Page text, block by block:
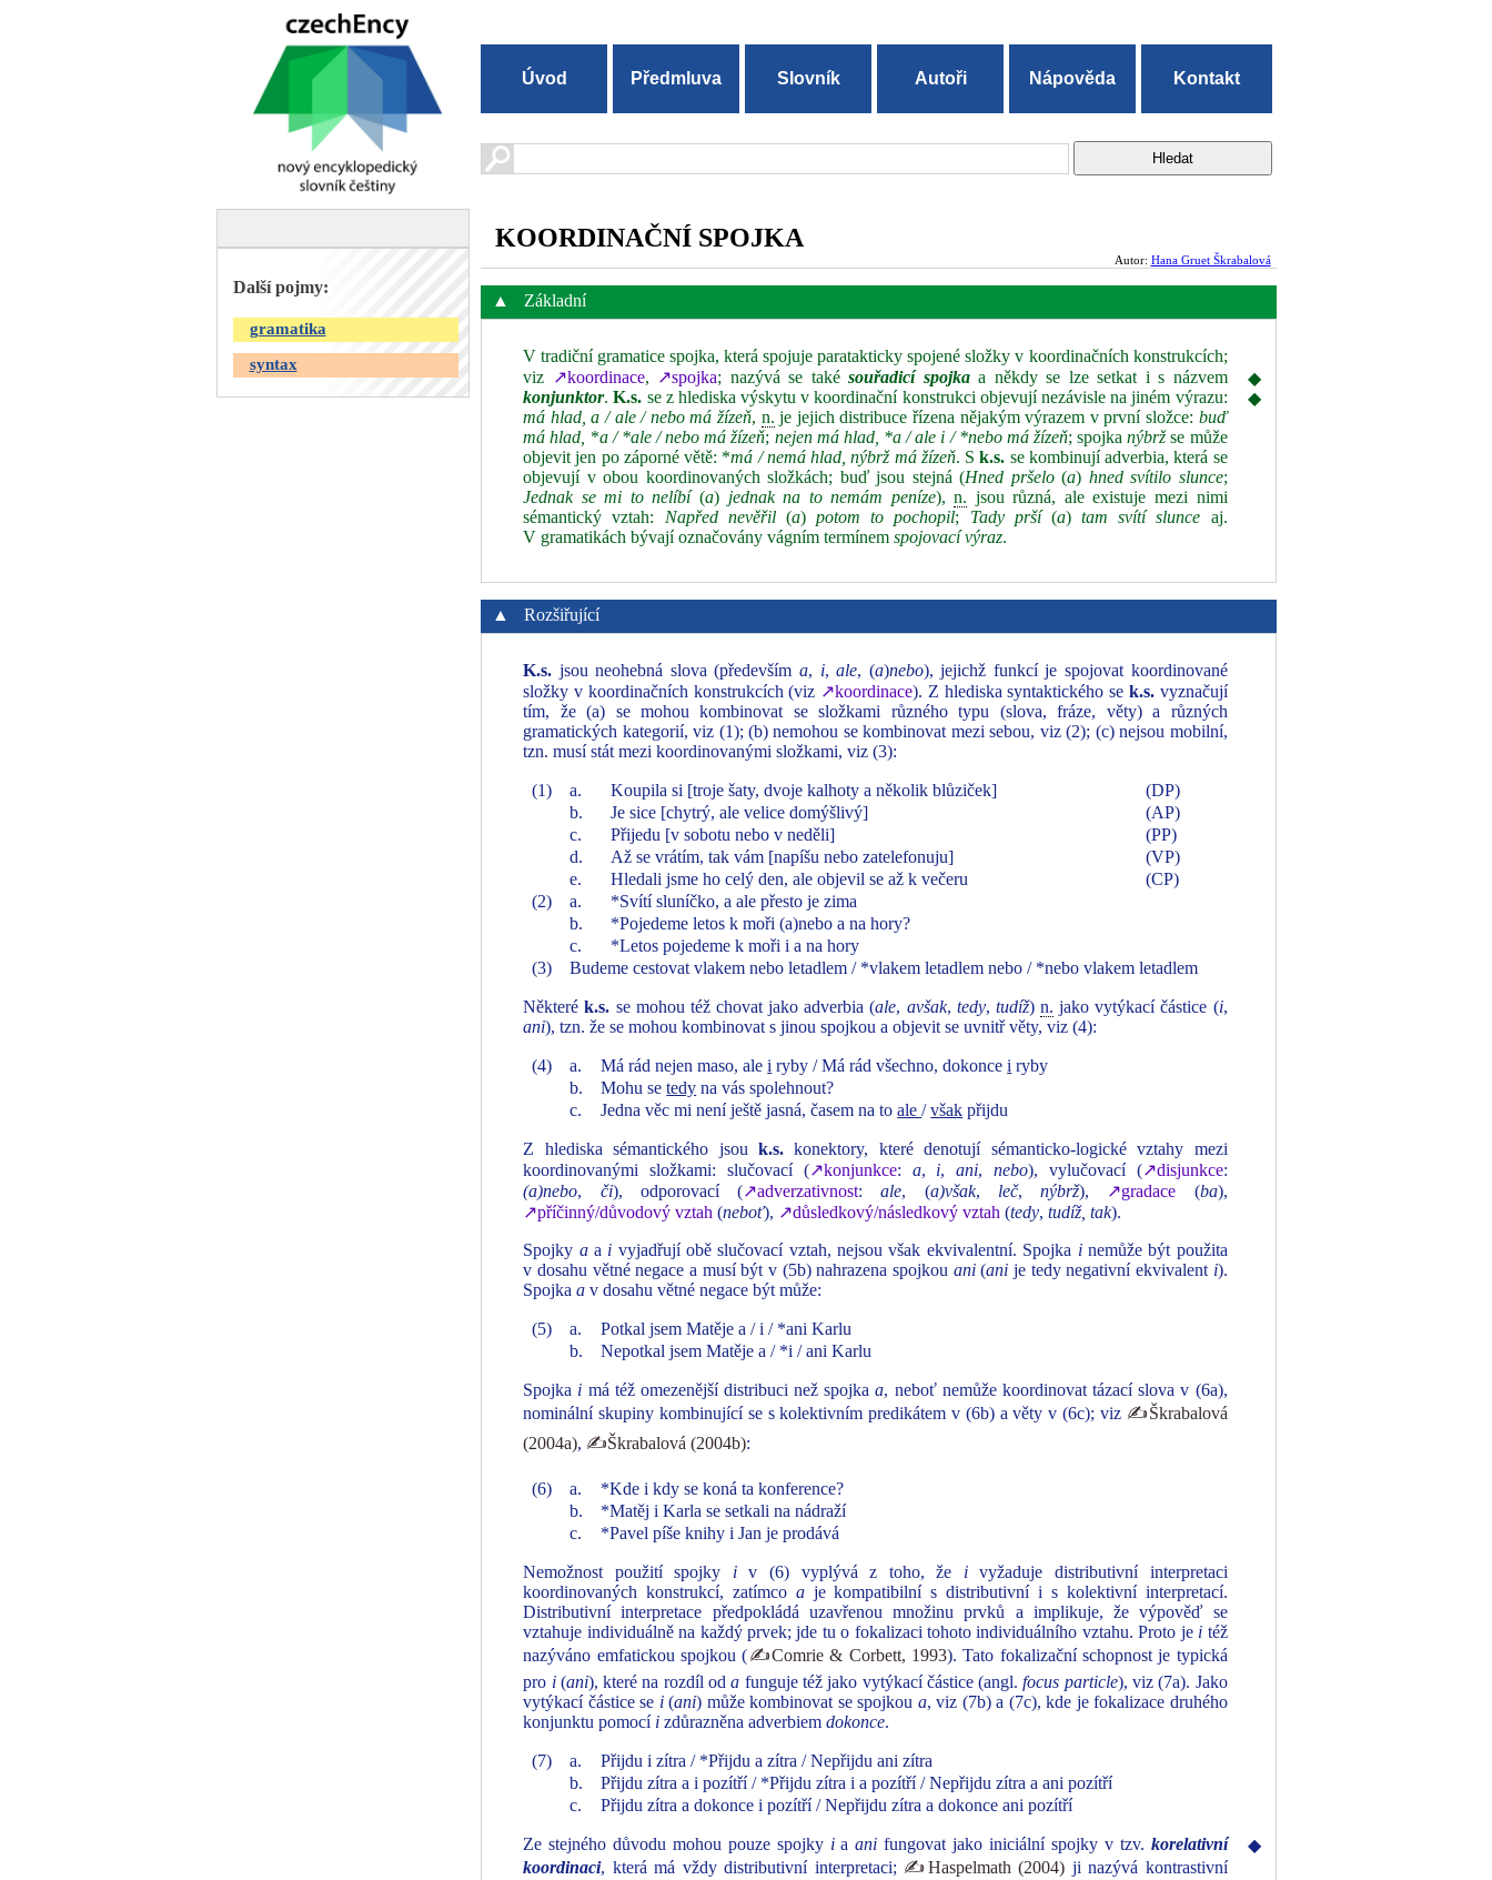
Úvod Předmluva Slovník Autoři Nápověda Kontakt
KOORDINAČNÍ SPOJKA
Autor: Hana Gruet Škrabalová
▲ Základní
V tradiční gramatice spojka, která spojuje paratakticky spojené složky v koordinačních konstrukcích;
viz ↗koordinace, ↗spojka; nazývá se takésouřadicí spojkaa někdy se lze setkat i s názvem
konjunktor.K.s. se z hlediska výskytu v koordinační konstrukci objevují nezávisle na jiném výrazu:
má hlad, a / ale / nebo má žízeň, n. je jejich distribuce řízena nějakým výrazem v první složce: buď
má hlad, *a / *ale / nebo má žízeň; nejen má hlad, *a / ale i / *nebo má žízeň; spojkanýbržse může
objevit jen po záporné větě: *má / nemá hlad, nýbrž má žízeň. Sk.s. se kombinují adverbia, která se
objevují v obou koordinovaných složkách; buď jsou stejná (Hned pršelo(a) hned svítilo slunce;
Jednak se mi to nelíbí(a) jednak na to nemám peníze),n. jsou různá, ale existuje mezi nimi
sémantický vztah: Napřed nevěřil(a)potom to pochopil; Tady prší(a)tam svítí slunce aj.
V gramatikách bývají označovány vágním termínemspojovací výraz.
◆
◆
▲ Rozšiřující
K.s. jsou neohebná slova (předevšíma, i,ale, (a)nebo), jejichž funkcí je spojovat koordinované
složky v koordinačních konstrukcích (viz ↗koordinace). Z hlediska syntaktického se k.s.vyznačují
tím, že (a) se mohou kombinovat se složkami různého typu (slova, fráze, věty) a různých
gramatických kategorií, viz (1); (b) nemohou se kombinovat mezi sebou, viz (2); (c) nejsou mobilní,
tzn. musí stát mezi koordinovanými složkami, viz (3):
(1) a. Koupila si [troje šaty, dvoje kalhoty a několik blůziček]
(DP)
b.
Je sice [chytrý, ale velice domýšlivý]
(AP)
c.
Přijedu [v sobotu nebo v neděli]
(PP)
d.
Až se vrátím, tak vám [napíšu nebo zatelefonuju]
(VP)
e.
Hledali jsme ho celý den, ale objevil se až k večeru
(CP)
(2)
a.
*Svítí sluníčko, a ale přesto je zima
b.
*Pojedeme letos k moři (a)nebo a na hory?
c.
*Letos pojedeme k moři i a na hory
(3)
Budeme cestovat vlakem nebo letadlem / *vlakem letadlem nebo / *nebo vlakem letadlem
Některék.s. se mohou též chovat jako adverbia (ale, avšak, tedy, tudíž)n. jako vytýkací částice (i,
ani), tzn. že se mohou kombinovat s jinou spojkou a objevit se uvnitř věty, viz (4):
(4) a. Má rád nejen maso, alei ryby / Má rád všechno, dokoncei ryby
b.
Mohu setedy na vás spolehnout?
c.
Jedna věc mi není ještě jasná, časem na toale/však přijdu
Z hlediska sémantického jsou k.s.konektory, které denotují sémanticko‑logické vztahy mezi
koordinovanými složkami: slučovací (↗konjunkce: a, i,ani, nebo), vylučovací (↗disjunkce:
(a)nebo, či), odporovací (↗adverzativnost:ale, (a)však, leč,nýbrž), ↗gradace (ba),
↗příčinný/důvodový vztah (neboť), ↗důsledkový/následkový vztah (tedy,tudíž, tak).
Spojky aa i vyjadřují obě slučovací vztah, nejsou však ekvivalentní. Spojka inemůže být použita
v dosahu větné negace a musí být v (5b) nahrazena spojkou ani(ani je tedy negativní ekvivalent i).
Spojkaa v dosahu větné negace být může:
(5) a.
Potkal jsem Matěje a / i / *ani Karlu
b.
Nepotkal jsem Matěje a / *i / ani Karlu
Spojka i má též omezenější distribuci než spojkaa, neboť nemůže koordinovat tázací slova v (6a),
nominální skupiny kombinující se s kolektivním predikátem v (6b) a věty v (6c); viz ✍Škrabalová
(2004a), ✍Škrabalová (2004b):
(6) a.
*Kde i kdy se koná ta konference?
b.
*Matěj i Karla se setkali na nádraží
c.
*Pavel píše knihy i Jan je prodává
Nemožnost použití spojky iv (6) vyplývá z toho, že ivyžaduje distributivní interpretaci
koordinovaných konstrukcí, zatímco aje kompatibilní s distributivní i s kolektivní interpretací.
Distributivní interpretace předpokládá uzavřenou množinu prvků a implikuje, že výpověď se
vztahuje individuálně na každý prvek; jde tu o fokalizaci tohoto individuálního vztahu. Proto je i též
nazýváno emfatickou spojkou (✍Comrie & Corbett, 1993). Tato fokalizační schopnost je typická
pro i(ani), které na rozdíl oda funguje též jako vytýkací částice (angl.focus particle), viz (7a). Jako
vytýkací částice se i(ani) může kombinovat se spojkou a, viz (7b) a (7c), kde je fokalizace druhého
konjunktu pomocí i zdůrazněna adverbiemdokonce.
(7) a.
Přijdu i zítra / *Přijdu a zítra / Nepřijdu ani zítra
b.
Přijdu zítra a i pozítří / *Přijdu zítra i a pozítří / Nepřijdu zítra a ani pozítří
c.
Přijdu zítra a dokonce i pozítří / Nepřijdu zítra a dokonce ani pozítří
Ze stejného důvodu mohou pouze spojky iaani fungovat jako iniciální spojky v tzv. korelativní
koordinaci, která má vždy distributivní interpretaci; ✍Haspelmath (2004) ji nazývá kontrastivní
◆
Další pojmy:
gramatika
syntax